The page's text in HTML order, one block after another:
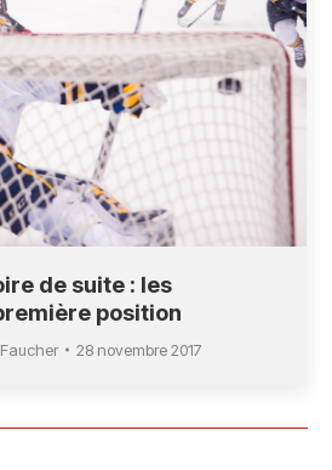
de suite : les
position
28 novembre 2017